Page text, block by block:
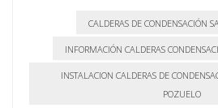
CALDERAS DE CONDENSACIÓN
INFORMACIÓN CALDERAS
INSTALACION CALDERAS DE
POZUELO